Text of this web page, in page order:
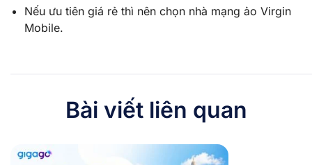
Nếu ưu tiên giá rẻ thì nên chọn nhà mạng ảo Virgin
Mobile.
Bài viết liên quan